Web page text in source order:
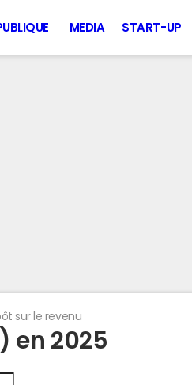
MEDIA START-UP
sur le revenu
en 2025